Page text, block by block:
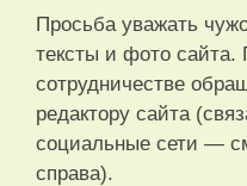
Просьба уважать
тексты и фото
сотрудничестве
редактору сайта
социальные сети —
справа).